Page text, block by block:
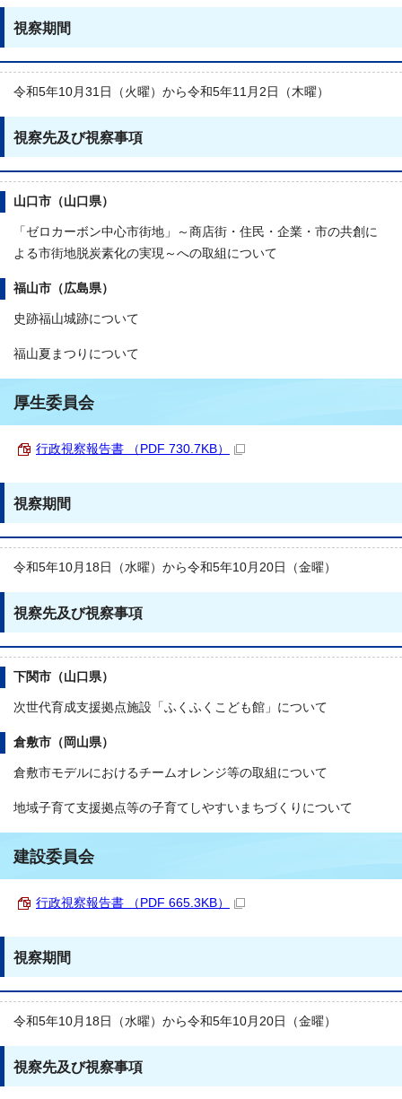
視察期間
令和5年10月31日（火曜）から令和5年11月2日（木曜）
視察先及び視察事項
山口市（山口県）
「ゼロカーボン中心市街地」～商店街・住民・企業・市の共創に
よる市街地脱炭素化の実現～への取組について
福山市（広島県）
史跡福山城跡について
福山夏まつりについて
厚生委員会
行政視察報告書 （PDF 730.7KB）
視察期間
令和5年10月18日（水曜）から令和5年10月20日（金曜）
視察先及び視察事項
下関市（山口県）
次世代育成支援拠点施設「ふくふくこども館」について
倉敷市（岡山県）
倉敷市モデルにおけるチームオレンジ等の取組について
地域子育て支援拠点等の子育てしやすいまちづくりについて
建設委員会
行政視察報告書 （PDF 665.3KB）
視察期間
令和5年10月18日（水曜）から令和5年10月20日（金曜）
視察先及び視察事項